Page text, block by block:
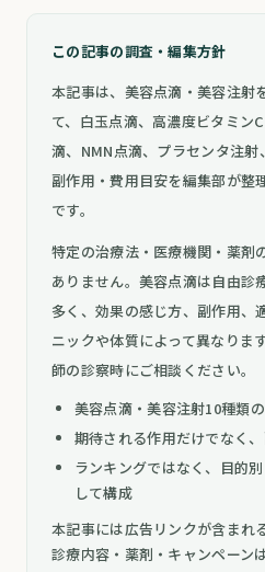
この記事の調査・編集方針
本記事は、美容点滴・美容注射
て、白玉点滴、高濃度ビタミン
滴、NMN点滴、プラセンタ注射
副作用・費用目安を編集部が整
です。
特定の治療法・医療機関・薬剤
ありません。美容点滴は自由診
多く、効果の感じ方、副作用、
ニックや体質によって異なりま
師の診察時にご相談ください。
美容点滴・美容注射10種類
期待される作用だけでなく
ランキングではなく、目的
して構成
本記事には広告リンクが含まれ
診療内容・薬剤・キャンペーン